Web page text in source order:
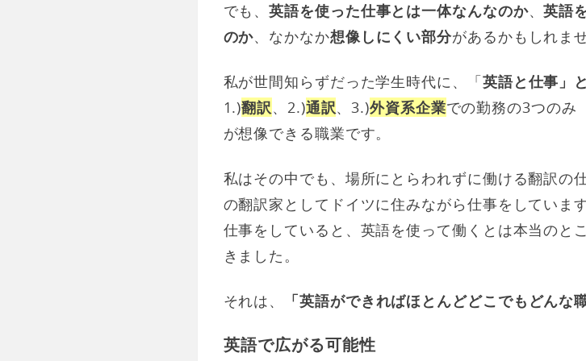
でも、英語を使った仕事とは一体なんなのか、英語
のか、なかなか想像しにくい部分があるかもしれませ
私が世間知らずだった学生時代に、「英語と仕事」
1.)翻訳、2.)通訳、3.)外資系企業での勤務の3つのみ
が想像できる職業です。
私はその中でも、場所にとらわれずに働ける翻訳の
の翻訳家としてドイツに住みながら仕事をしていま
仕事をしていると、英語を使って働くとは本当のと
きました。
それは、 「英語ができればほとんどどこでもどんな
英語で広がる可能性